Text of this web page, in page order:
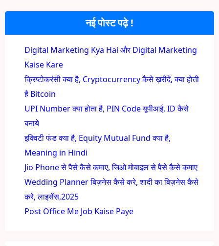
नई पोस्ट पढ़े !
Digital Marketing Kya Hai और Digital Marketing
Kaise Kare
क्रिप्टोकरंसी क्या है, Cryptocurrency कैसे ख़रीदें, क्या होती
है Bitcoin
UPI Number क्या होता है, PIN Code यूपीआई, ID कैसे
बनाये
इक्विटी फंड क्या है, Equity Mutual Fund क्या है,
Meaning in Hindi
Jio Phone से पैसे कैसे कमाए, जिओ मोबाइल से पैसे कैसे कमाए
Wedding Planner बिज़नेस कैसे करे, शादी का बिज़नेस कैसे
करे, लाइसेंस,2025
Post Office Me Job Kaise Paye